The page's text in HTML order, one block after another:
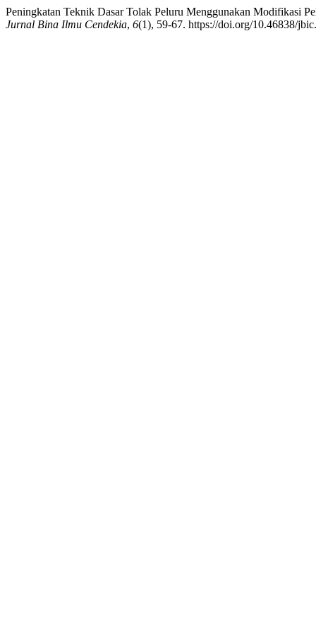
Peningkatan Teknik Dasar Tolak Peluru Menggunakan Modifikasi
Jurnal Bina Ilmu Cendekia, 6(1), 59-67. https://doi.org/10.46838/